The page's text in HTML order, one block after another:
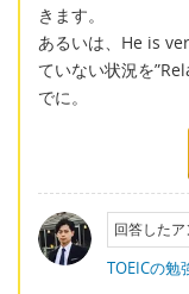
きます。
あるいは、He is
ていない状況を
でに。
回答したア
TOEICの勉